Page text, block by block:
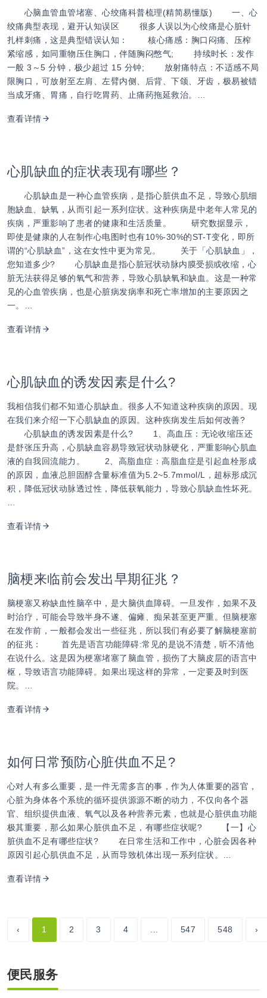
心脑血管血管堵塞、心绞痛科普梳理(精简易懂版) 一、心
绞痛典型表现，避开认知误区 很多人误以为心绞痛是心脏针
扎样刺痛，这是典型错误认知： 核心痛感：胸口闷痛、压榨
紧缩感，如同重物压住胸口，伴随胸闷憋气; 持续时长：发作
一般 3～5 分钟，极少超过 15 分钟; 放射痛特点：不适感不局
限胸口，可放射至左肩、左臂内侧、后背、下颌、牙齿，极易被错
当成牙痛、胃痛，自行吃胃药、止痛药拖延救治。…
查看详情
心肌缺血的症状表现有哪些？
心肌缺血是一种心血管疾病，是指心脏供血不足，导致心肌细
胞缺血、缺氧，从而引起一系列症状。这种疾病是中老年人常见的
疾病，严重影响了患者的健康和生活质量。 研究数据显示，
即使是健康的人在制作心电图时也有10%-30%的ST-T变化，即所
谓的“心肌缺血”，这在女性中更为常见。 关于「心肌缺血」，
您知道多少? 心肌缺血是指心脏冠状动脉内膜受损或收缩，心
脏无法获得足够的氧气和营养，导致心肌缺氧和缺血。这是一种常
见的心血管疾病，也是心脏病发病率和死亡率增加的主要原因之
一。…
查看详情
心肌缺血的诱发因素是什么?
我相信我们都不知道心肌缺血。很多人不知道这种疾病的原因。现
在我们来介绍一下心肌缺血的原因。这种疾病发生后如何改善?
心肌缺血的诱发因素是什么? 1、高血压：无论收缩压还
是舒张压升高，心肌缺血容易导致冠状动脉硬化，严重影响心肌血
液的自我回流能力。 2、高脂血症：高脂血症是引起血栓形成
的原因，血液总胆固醇含量标准值为5.2~5.7mmol/L，超标形成沉
积，降低冠状动脉透过性，降低获氧能力，导致心肌缺血性坏死。
查看详情
脑梗来临前会发出早期征兆？
脑梗塞又称缺血性脑卒中，是大脑供血障碍。一旦发作，如果不及
时治疗，可能会导致半身不遂、偏瘫、痴呆甚至更严重。但脑梗塞
在发作前，一般都会发出一些征兆，所以我们有必要了解脑梗塞前
的征兆： 首先是语言功能障碍:常见的是说不清楚，听不清他
在说什么。这是因为梗塞堵塞了脑血管，损伤了大脑皮层的语言中
枢，导致语言功能障碍。如果出现这样的异常，一定要及时到医
院。…
查看详情
如何日常预防心脏供血不足?
心对人有多么重要，是一件无需多言的事，作为人体重要的器官，
心脏为身体各个系统的循环提供源源不断的动力，不仅向各个器
官、组织提供血液、氧气以及各种营养元素，也就是心脏供血功能
极其重要，那么如果心脏供血不足，有哪些症状呢? 【一】心
脏供血不足有哪些症状? 在日常生活和工作中，心脏会因各种
原因引起心肌供血不足，从而导致机体出现一系列症状。…
查看详情
‹ 1 2 3 4 547 548 ›
便民服务